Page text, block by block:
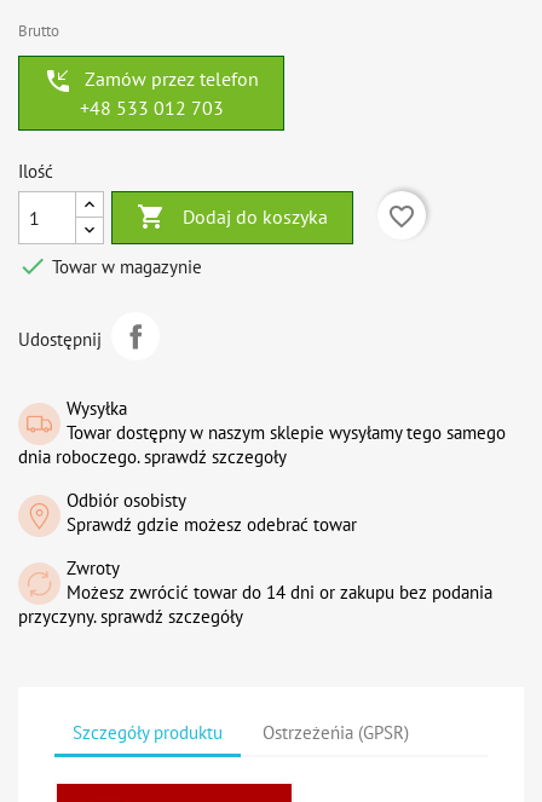
Brutto
phone_callback
Zamów przez telefon
+48 533 012 703
Ilość
 Dodaj do koszyka
favorite_border
 Towar w magazynie
Udostępnij
Wysyłka
Towar dostępny w naszym sklepie wysyłamy tego samego
dnia roboczego. sprawdź szczegoły
Odbiór osobisty
Sprawdź gdzie możesz odebrać towar
Zwroty
Możesz zwrócić towar do 14 dni or zakupu bez podania
przyczyny. sprawdź szczegóły
Szczegóły produktu Ostrzeżeńia (GPSR)